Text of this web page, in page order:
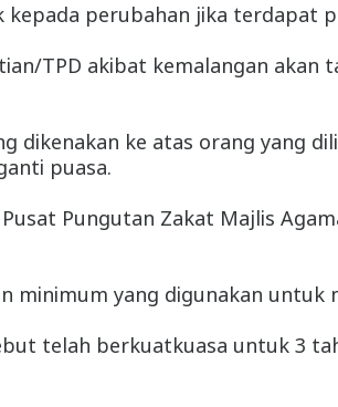
perubahan jika terdapat
TPD akibat kemalangan
dikenakan ke atas orang yang
puasa.
Pungutan Zakat Majlis
minimum yang digunakan
telah berkuatkuasa untuk 3